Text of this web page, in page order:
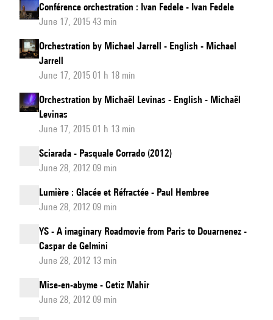
Conférence orchestration : Ivan Fedele - Ivan Fedele
June 17, 2015 43 min
Orchestration by Michael Jarrell - English - Michael
Jarrell
June 17, 2015 01 h 18 min
Orchestration by Michaël Levinas - English - Michaël
Levinas
June 17, 2015 01 h 13 min
Sciarada - Pasquale Corrado (2012)
June 28, 2012 09 min
Lumière : Glacée et Réfractée - Paul Hembree
June 28, 2012 09 min
YS - A imaginary Roadmovie from Paris to Douarnenez -
Caspar de Gelmini
June 28, 2012 13 min
Mise-en-abyme - Cetiz Mahir
June 28, 2012 09 min